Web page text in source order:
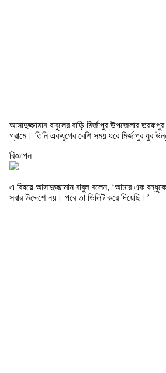
আসাদুজ্জামান বাবুলের বাড়ি মির্জাপুর উপজেলার
গ্রামে। তিনি একযুগের বেশি সময় ধরে মির্জাপুর যুব
বিজ্ঞাপন
এ বিষয়ে আসাদুজ্জামান বাবুল বলেন, ‘আমার এক বন্ধুকে
সবার উদ্দেশে নয়। পরে তা ডিলিট করে দিয়েছি।’